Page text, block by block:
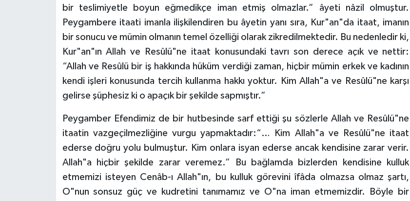
bir teslimiyetle boyun eğmedikçe iman etmiş olmazlar.” âyeti nâzil olmuştur.
Peygambere itaati imanla ilişkilendiren bu âyetin yanı sıra, Kur"an"da itaat, imanın
bir sonucu ve mümin olmanın temel özelliği olarak zikredilmektedir. Bu nedenledir ki,
Kur"an"ın Allah ve Resûlü"ne itaat konusundaki tavrı son derece açık ve nettir:
“Allah ve Resûlü bir iş hakkında hüküm verdiği zaman, hiçbir mümin erkek ve kadının
kendi işleri konusunda tercih kullanma hakkı yoktur. Kim Allah"a ve Resûlü"ne karşı
gelirse şüphesiz ki o apaçık bir şekilde sapmıştır.”
Peygamber Efendimiz de bir hutbesinde sarf ettiği şu sözlerle Allah ve Resûlü"ne
itaatin vazgeçilmezliğine vurgu yapmaktadır:“… Kim Allah"a ve Resûlü"ne itaat
ederse doğru yolu bulmuştur. Kim onlara isyan ederse ancak kendisine zarar verir.
Allah"a hiçbir şekilde zarar veremez.” Bu bağlamda bizlerden kendisine kulluk
etmemizi isteyen Cenâb-ı Allah"ın, bu kulluk görevini îfâda olmazsa olmaz şartı,
O"nun sonsuz güç ve kudretini tanımamız ve O"na iman etmemizdir. Böyle bir
Kırşehir Müftülüğü
Konya Müftülüğü
Kütahya Müftülüğü
Malatya Müftülüğü
Manisa Müftülüğü
Mersin Müftülüğü